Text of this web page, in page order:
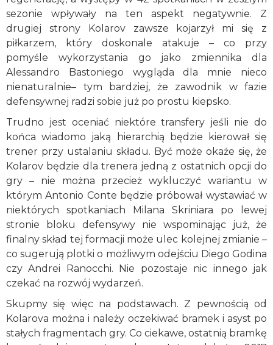
sezonie wpływały na ten aspekt negatywnie. Z
drugiej strony Kolarov zawsze kojarzył mi się z
piłkarzem, który doskonale atakuje – co przy
pomyśle wykorzystania go jako zmiennika dla
Alessandro Bastoniego wygląda dla mnie nieco
nienaturalnie– tym bardziej, że zawodnik w fazie
defensywnej radzi sobie już po prostu kiepsko.
Trudno jest oceniać niektóre transfery jeśli nie do
końca wiadomo jaką hierarchią będzie kierował się
trener przy ustalaniu składu. Być może okaże się, że
Kolarov będzie dla trenera jedną z ostatnich opcji do
gry – nie można przecież wykluczyć wariantu w
którym Antonio Conte będzie próbował wystawiać w
niektórych spotkaniach Milana Skriniara po lewej
stronie bloku defensywy nie wspominając już, że
finalny skład tej formacji może ulec kolejnej zmianie –
co sugerują plotki o możliwym odejściu Diego Godina
czy Andrei Ranocchi. Nie pozostaje nic innego jak
czekać na rozwój wydarzeń.
Skupmy się więc na podstawach. Z pewnością od
Kolarova można i należy oczekiwać bramek i asyst po
stałych fragmentach gry. Co ciekawe, ostatnią bramkę